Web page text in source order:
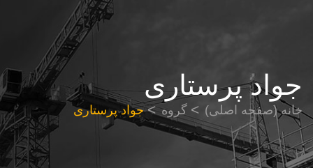
جواد پرستاری
خانه (صفحه اصلی) گروه جواد پرستاری